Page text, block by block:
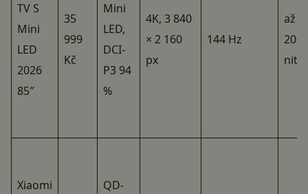
TV S
Mini
LED
2026
85″
35
999
Kč
Mini
LED,
DCI-
P3 94
%
4K, 3 840
× 2 160
px
144 Hz
až 1
200
nitů
Xiaomi
QD-